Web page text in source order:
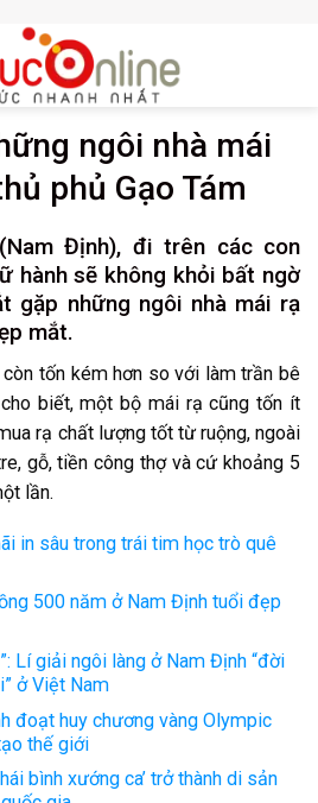
ngôi nhà mái
phủ Gạo Tám
Định), đi trên các con
hành sẽ không khỏi bất ngờ
gặp những ngôi nhà mái rạ
mắt.
tốn kém hơn so với làm trần bê
biết, một bộ mái rạ cũng tốn ít
rạ chất lượng tốt từ ruộng, ngoài
gỗ, tiền công thợ và cứ khoảng 5
lần.
in sâu trong trái tim học trò quê
500 năm ở Nam Định tuổi đẹp
Lí giải ngôi làng ở Nam Định “đời
ở Việt Nam
đoạt huy chương vàng Olympic
thế giới
bình xướng ca’ trở thành di sản